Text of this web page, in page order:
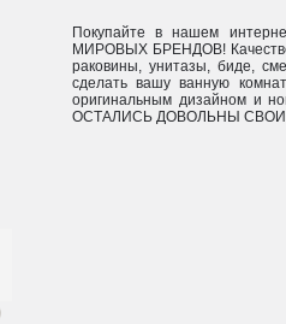
Покупайте в нашем
МИРОВЫХ БРЕНДОВ!
раковины, унитазы, биде,
сделать вашу ванную
оригинальным дизайном и
ОСТАЛИСЬ ДОВОЛЬНЫ